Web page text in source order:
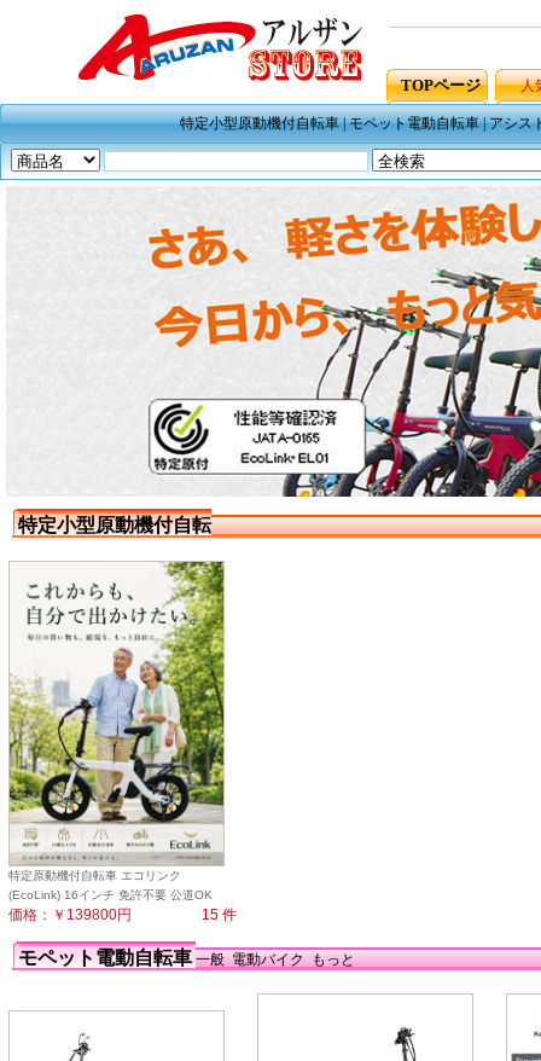
TOPページ 人
特定小型原動機付自転車|モペット電動自転車|アシス
特定小型原動機付自転
特定原動機付自転車 エコリンク
(EcoLink) 16インチ 免許不要 公道OK
価格：￥139800円 15 件
モペット電動自転車 一般 電動バイク もっと